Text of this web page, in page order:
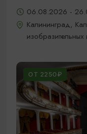
06.08.2026 -
Калининград,
изобразительных
ОТ 2250₽